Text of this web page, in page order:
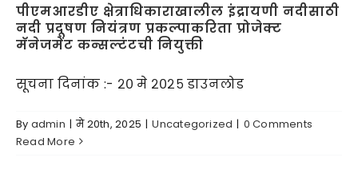
पीएमआरडीए क्षेत्राधिकाराखालील इंद्रायणी नदीसाठी
नदी प्रदूषण नियंत्रण प्रकल्पाकरिता प्रोजेक्ट
मॅनेजमेंट कन्सल्टंटची नियुक्ती
सूचना दिनांक :- २० मे २०२५ डाउनलोड
By admin | मे 20th, 2025 | Uncategorized | 0 Comments
Read More